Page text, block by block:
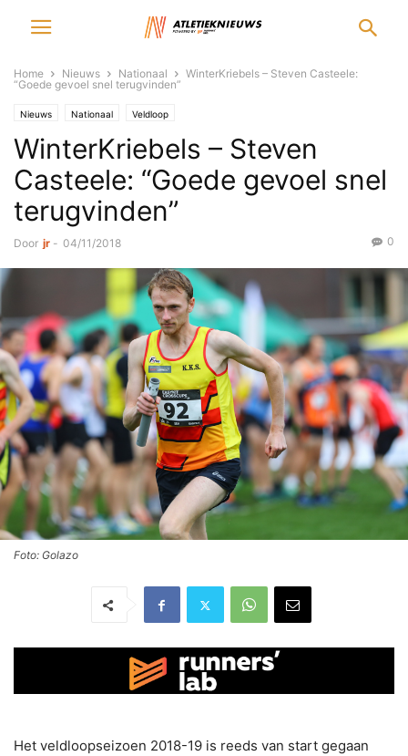
Home Nieuws Nationaal
WinterKriebels – Steven Casteele:
“Goede gevoel snel terugvinden”
Nieuws Nationaal Veldloop
WinterKriebels – Steven
Casteele: “Goede gevoel snel
terugvinden”
Door jr - 04/11/2018 0
Foto: Golazo
Het veldloopseizoen 2018-19 is reeds van start gegaan